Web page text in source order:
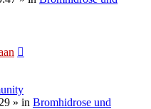
» in Bromhidrose und